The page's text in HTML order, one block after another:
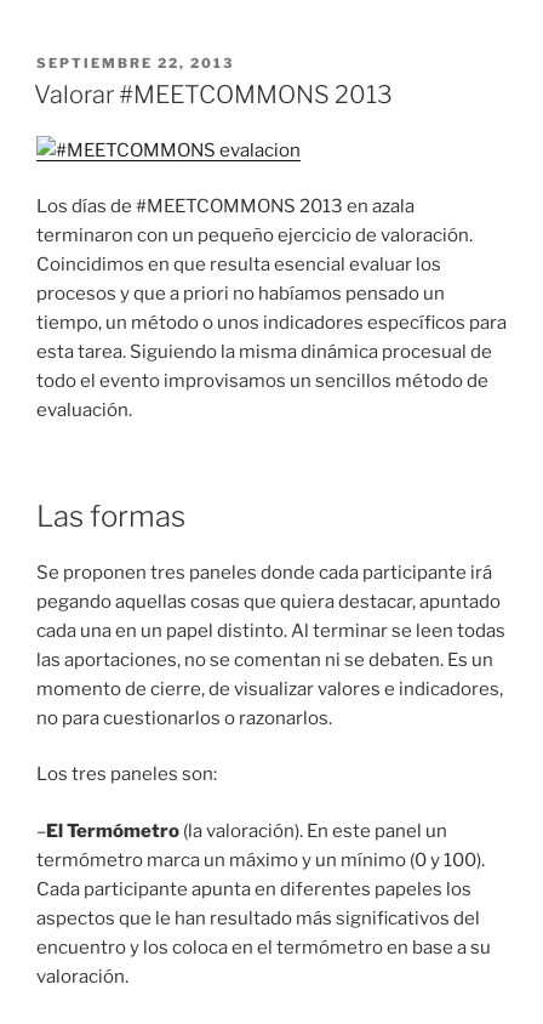
PUBLICADO
EL
SEPTIEMBRE 22, 2013
Valorar #MEETCOMMONS 2013
Los días de #MEETCOMMONS 2013 en azala
terminaron con un pequeño ejercicio de valoración.
Coincidimos en que resulta esencial evaluar los
procesos y que a priori no habíamos pensado un
tiempo, un método o unos indicadores específicos para
esta tarea. Siguiendo la misma dinámica procesual de
todo el evento improvisamos un sencillos método de
evaluación.
Las formas
Se proponen tres paneles donde cada participante irá
pegando aquellas cosas que quiera destacar, apuntado
cada una en un papel distinto. Al terminar se leen todas
las aportaciones, no se comentan ni se debaten. Es un
momento de cierre, de visualizar valores e indicadores,
no para cuestionarlos o razonarlos.
Los tres paneles son:
–El Termómetro (la valoración). En este panel un
termómetro marca un máximo y un mínimo (0 y 100).
Cada participante apunta en diferentes papeles los
aspectos que le han resultado más significativos del
encuentro y los coloca en el termómetro en base a su
valoración.